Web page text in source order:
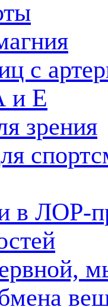
с
и Е
зрения
в ЛОР-